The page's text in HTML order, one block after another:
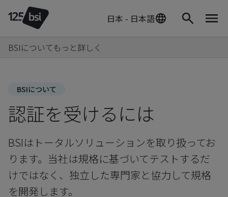
日本 - 日本語
BSIについてもっと詳しく
BSIについて
認証を受けるには
BSIはトータルソリューションを取り扱ってお
ります。当社は規格に基づいてテストするだ
けではなく、独立した専門家と協力して規格
を開発します。